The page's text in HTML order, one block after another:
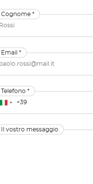
Cognome *
Email *
Telefono *
Il vostro messaggio